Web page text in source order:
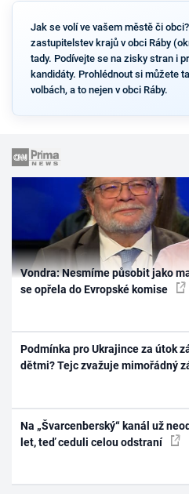
Jak se volí ve vašem městě či
zastupitelstev krajů v obci Ráby
tady. Podívejte se na zisky stran i
kandidáty. Prohlédnout si můžete
volbách, a to nejen v obci Ráby.
Vondra: Nesmíme působit jako
se opřela do Evropské komise
Podmínka pro Ukrajince za útok
dětmi? Tejc zvažuje mimořádný
Na „Švarcenberský“ kanál už
let, teď ceduli celou odstraní